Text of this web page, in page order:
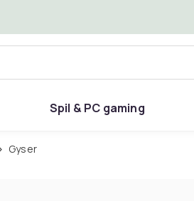
Spil & PC gaming
Gyser